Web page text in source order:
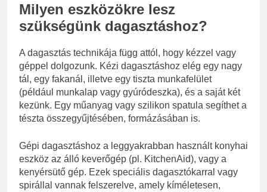
Milyen eszközökre lesz
szükségünk dagasztáshoz?
A dagasztás technikája függ attól, hogy kézzel vagy
géppel dolgozunk. Kézi dagasztáshoz elég egy nagy
tál, egy fakanál, illetve egy tiszta munkafelület
(például munkalap vagy gyúródeszka), és a saját két
kezünk. Egy műanyag vagy szilikon spatula segíthet a
tészta összegyűjtésében, formázásában is.
Gépi dagasztáshoz a leggyakrabban használt konyhai
eszköz az álló keverőgép (pl. KitchenAid), vagy a
kenyérsütő gép. Ezek speciális dagasztókarral vagy
spirállal vannak felszerelve, amely kíméletesen,